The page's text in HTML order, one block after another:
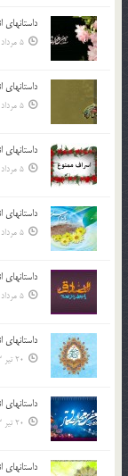
5 مرداد 03
5 مرداد 03
5 مرداد 03
5 مرداد 03
5 مرداد 03
20 تیر 03
20 تیر 03